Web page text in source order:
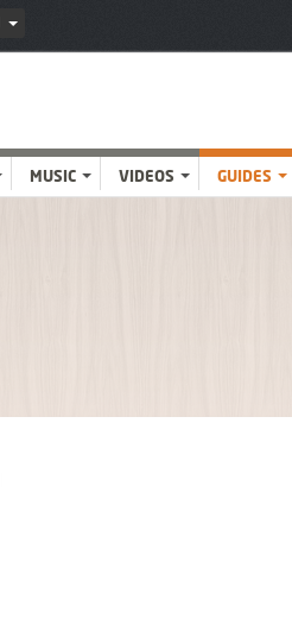
MUSIC VIDEOS GUIDES